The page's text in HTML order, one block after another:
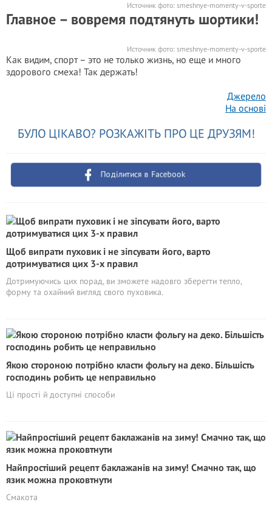
Источник фото: smeshnye-momenty-v-sporte
Главное – вовремя подтянуть шортики!
Источник фото: smeshnye-momenty-v-sporte
Как видим, спорт – это не только жизнь, но еще и много
здорового смеха! Так держать!
Джерело
На основі
БУЛО ЦІКАВО? РОЗКАЖІТЬ ПРО ЦЕ ДРУЗЯМ!
Поділитися в Facebook
Щоб випрати пуховик і не зіпсувати його, варто
дотримуватися цих 3-х правил
Дотримуючись цих порад, ви зможете надовго зберегти тепло,
форму та охайний вигляд свого пуховика.
Якою стороною потрібно класти фольгу на деко. Більшість
господинь робить це неправильно
Ці прості й доступні способи
Найпростіший рецепт баклажанів на зиму! Смачно так, що
язик можна проковтнути
Смакота